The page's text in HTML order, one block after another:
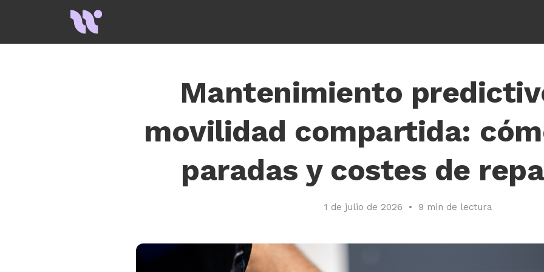
Mantenimiento
movilidad compartida:
paradas y costes de
1 de julio de 2026 • 9 min de lectura